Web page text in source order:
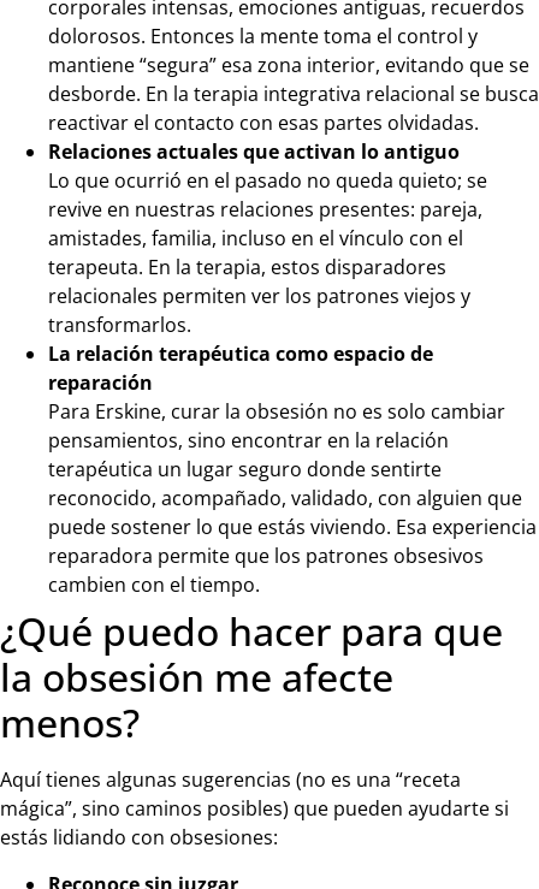
corporales intensas, emociones antiguas, recuerdos
dolorosos. Entonces la mente toma el control y
mantiene “segura” esa zona interior, evitando que se
desborde. En la terapia integrativa relacional se busca
reactivar el contacto con esas partes olvidadas.
Relaciones actuales que activan lo antiguo
Lo que ocurrió en el pasado no queda quieto; se
revive en nuestras relaciones presentes: pareja,
amistades, familia, incluso en el vínculo con el
terapeuta. En la terapia, estos disparadores
relacionales permiten ver los patrones viejos y
transformarlos.
La relación terapéutica como espacio de
reparación
Para Erskine, curar la obsesión no es solo cambiar
pensamientos, sino encontrar en la relación
terapéutica un lugar seguro donde sentirte
reconocido, acompañado, validado, con alguien que
puede sostener lo que estás viviendo. Esa experiencia
reparadora permite que los patrones obsesivos
cambien con el tiempo.
¿Qué puedo hacer para que
la obsesión me afecte
menos?
Aquí tienes algunas sugerencias (no es una “receta
mágica”, sino caminos posibles) que pueden ayudarte si
estás lidiando con obsesiones: